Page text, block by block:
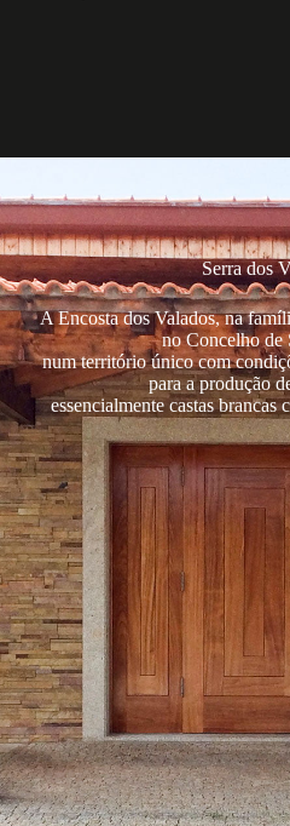
Serra dos
A Encosta dos Valados, na
no Concelho de
num território único com
para a produção
essencialmente castas